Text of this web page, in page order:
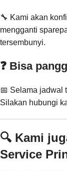
🔧 Kami akan
mengganti
tersembunyi.
❓ Bisa
📅 Selama jadwal
Silakan hubungi
🔍 Kami
Service